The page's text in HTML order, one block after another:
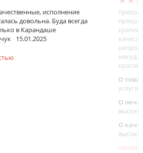
исполнение
довольна. Буда всегда
в Карандаше
15.01.2025
О
услуга
О
О
Читать